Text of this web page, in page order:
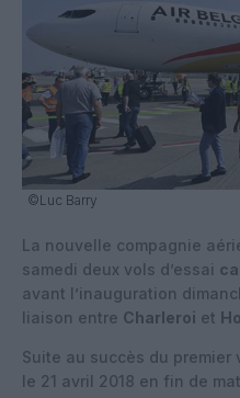
©Luc Barry
La nouvelle compagnie
samedi deux vols d’essai
avant l’inauguration
liaison entre Charleroi et
Suite au succès du
le 21 avril 2018 en fin de